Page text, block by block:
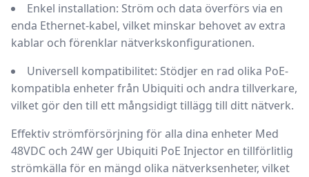
Enkel installation: Ström och data överförs via en
enda Ethernet-kabel, vilket minskar behovet av extra
kablar och förenklar nätverkskonfigurationen.
Universell kompatibilitet: Stödjer en rad olika PoE-
kompatibla enheter från Ubiquiti och andra tillverkare,
vilket gör den till ett mångsidigt tillägg till ditt nätverk.
Effektiv strömförsörjning för alla dina enheter Med
48VDC och 24W ger Ubiquiti PoE Injector en tillförlitlig
strömkälla för en mängd olika nätverksenheter, vilket